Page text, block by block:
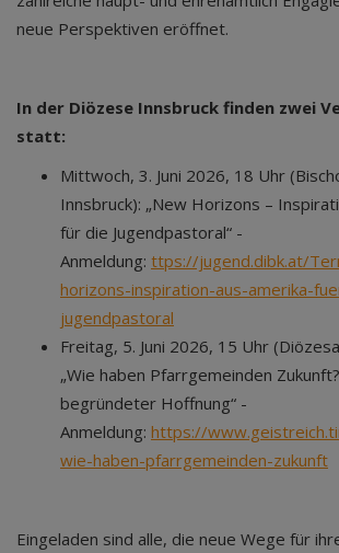
neue Perspektiven eröffnet.
In der Diözese Innsbruck finden zwei
statt:
Mittwoch, 3. Juni 2026, 18 Uhr
Innsbruck): „New Horizons –
für die Jugendpastoral“ -
Anmeldung: ttps://jugend.dibk.at/
horizons-inspiration-aus-amerika-
jugendpastoral
Freitag, 5. Juni 2026, 15 Uhr
„Wie haben Pfarrgemeinden
begründeter Hoffnung“ -
Anmeldung: https://
wie-haben-pfarrgemeinden-zukunft
Eingeladen sind alle, die neue Wege für